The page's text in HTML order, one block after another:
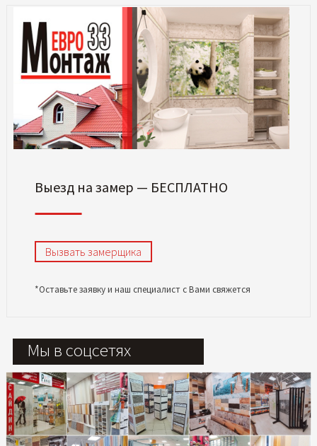
Выезд на замер — БЕСПЛАТНО
Вызвать замерщика
*Оставьте заявку и наш специалист с Вами свяжется
Мы в соцсетях